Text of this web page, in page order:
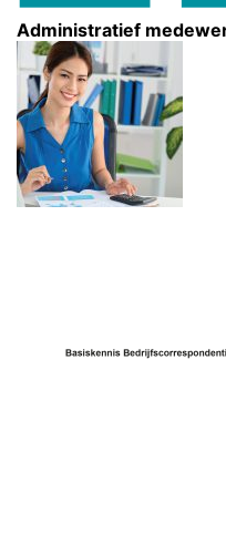
Administratief